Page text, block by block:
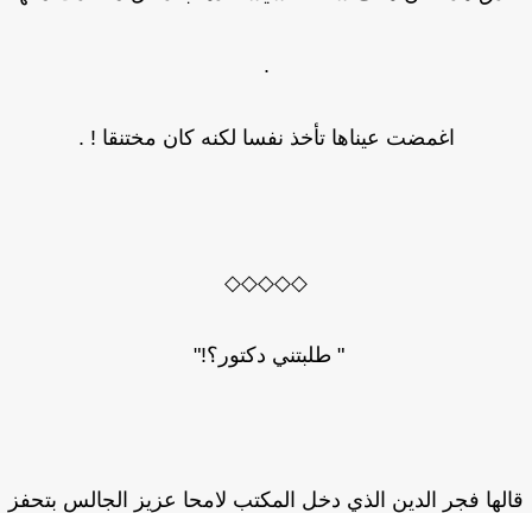
اغمضت عيناها تأخذ نفسا لكنه كان مختنقا ! .
◇◇◇◇◇
" طلبتني دكتور؟!"
فجر الدين الذي دخل المكتب لامحا عزيز الجالس بتحفز